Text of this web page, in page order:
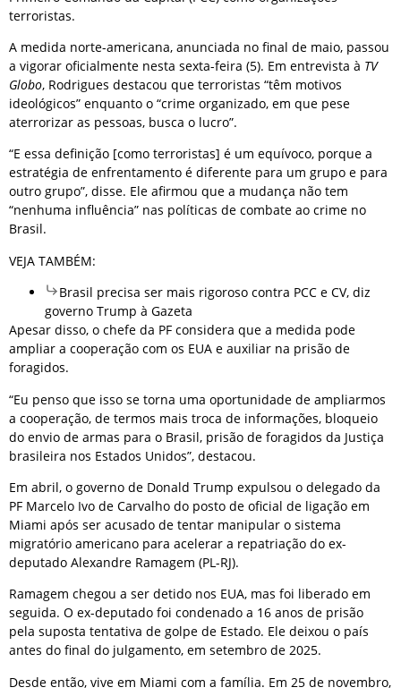
terroristas.
A medida norte-americana, anunciada no final de maio, passou
a vigorar oficialmente nesta sexta-feira (5). Em entrevista à TV
Globo, Rodrigues destacou que terroristas “têm motivos
ideológicos” enquanto o “crime organizado, em que pese
aterrorizar as pessoas, busca o lucro”.
“E essa definição [como terroristas] é um equívoco, porque a
estratégia de enfrentamento é diferente para um grupo e para
outro grupo”, disse. Ele afirmou que a mudança não tem
“nenhuma influência” nas políticas de combate ao crime no
Brasil.
VEJA TAMBÉM:
Brasil precisa ser mais rigoroso contra PCC e CV, diz
governo Trump à Gazeta
Apesar disso, o chefe da PF considera que a medida pode
ampliar a cooperação com os EUA e auxiliar na prisão de
foragidos.
“Eu penso que isso se torna uma oportunidade de ampliarmos
a cooperação, de termos mais troca de informações, bloqueio
do envio de armas para o Brasil, prisão de foragidos da Justiça
brasileira nos Estados Unidos”, destacou.
Em abril, o governo de Donald Trump expulsou o delegado da
PF Marcelo Ivo de Carvalho do posto de oficial de ligação em
Miami após ser acusado de tentar manipular o sistema
migratório americano para acelerar a repatriação do ex-
deputado Alexandre Ramagem (PL-RJ).
Ramagem chegou a ser detido nos EUA, mas foi liberado em
seguida. O ex-deputado foi condenado a 16 anos de prisão
pela suposta tentativa de golpe de Estado. Ele deixou o país
antes do final do julgamento, em setembro de 2025.
Desde então, vive em Miami com a família. Em 25 de novembro,